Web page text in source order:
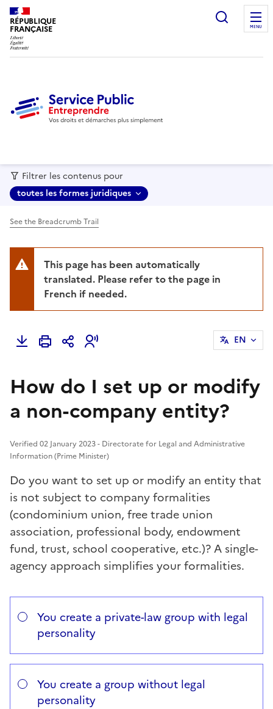
RÉPUBLIQUE
FRANÇAISE MENU
Filtrer les contenus pour
toutes les formes juridiques
See the Breadcrumb Trail
This page has been automatically
translated. Please refer to the page in
French if needed.
EN
How do I set up or modify
a non-company entity?
Verified 02 January 2023 - Directorate for Legal and Administrative
Information (Prime Minister)
Do you want to set up or modify an entity that
is not subject to company formalities
(condominium union, free trade union
association, professional body, endowment
fund, trust, school cooperative, etc.)? A single-
agency approach simplifies your formalities.
Répondez aux questions successives et les réponses
Vous avez choisi
You create a private-law group with legal
personality
You create a group without legal
personality